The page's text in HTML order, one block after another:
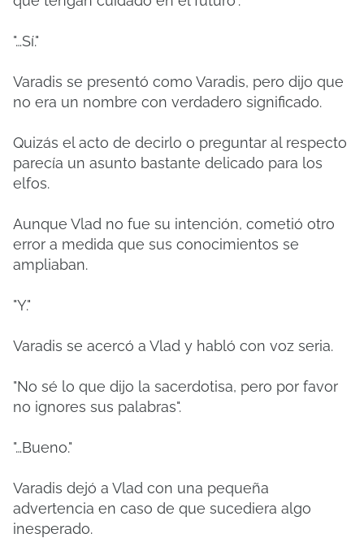
"…Sí."
Varadis se presentó como Varadis, pero dijo que
no era un nombre con verdadero significado.
Quizás el acto de decirlo o preguntar al respecto
parecía un asunto bastante delicado para los
elfos.
Aunque Vlad no fue su intención, cometió otro
error a medida que sus conocimientos se
ampliaban.
"Y."
Varadis se acercó a Vlad y habló con voz seria.
"No sé lo que dijo la sacerdotisa, pero por favor
no ignores sus palabras".
"…Bueno."
Varadis dejó a Vlad con una pequeña
advertencia en caso de que sucediera algo
inesperado.